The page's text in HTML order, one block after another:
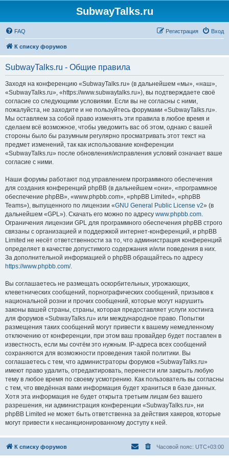
SubwayTalks.ru
FAQ Вход
Регистрация
К списку форумов
SubwayTalks.ru - Общие правила
Заходя на конференцию «SubwayTalks.ru» (в дальнейшем «мы», «наш»,
«SubwayTalks.ru», «https://www.subwaytalks.ru»), вы подтверждаете своё
согласие со следующими условиями. Если вы не согласны с ними,
пожалуйста, не заходите и не пользуйтесь форумами «SubwayTalks.ru».
Мы оставляем за собой право изменять эти правила в любое время и
сделаем всё возможное, чтобы уведомить вас об этом, однако с вашей
стороны было бы разумным регулярно просматривать этот текст на
предмет изменений, так как использование конференции
«SubwayTalks.ru» после обновления/исправления условий означает ваше
согласие с ними.
Наши форумы работают под управлением программного обеспечения
для создания конференций phpBB (в дальнейшем «они», «программное
обеспечение phpBB», «www.phpbb.com», «phpBB Limited», «phpBB
Teams»), выпущенного по лицензии «GNU General Public License v2» (в
дальнейшем «GPL»). Скачать его можно по адресу www.phpbb.com.
Ограничения лицензии GPL для программного обеспечения phpBB строго
связаны с организацией и поддержкой интернет-конференций, и phpBB
Limited не несёт ответственности за то, что администрация конференций
определяет в качестве допустимого содержания и/или поведения в них.
За дополнительной информацией о phpBB обращайтесь по адресу
https://www.phpbb.com/.
Вы соглашаетесь не размещать оскорбительных, угрожающих,
клеветнических сообщений, порнографических сообщений, призывов к
национальной розни и прочих сообщений, которые могут нарушить
законы вашей страны, страны, которая предоставляет услуги хостинга
для форумов «SubwayTalks.ru» или международное право. Попытки
размещения таких сообщений могут привести к вашему немедленному
отключению от конференции, при этом ваш провайдер будет поставлен в
известность, если мы сочтём это нужным. IP-адреса всех сообщений
сохраняются для возможности проведения такой политики. Вы
соглашаетесь с тем, что администраторы форумов «SubwayTalks.ru»
имеют право удалить, отредактировать, перенести или закрыть любую
тему в любое время по своему усмотрению. Как пользователь вы согласны
с тем, что введённая вами информация будет храниться в базе данных.
Хотя эта информация не будет открыта третьим лицам без вашего
разрешения, ни администрация конференции «SubwayTalks.ru», ни
phpBB Limited не может быть ответственна за действия хакеров, которые
могут привести к несанкционированному доступу к ней.
К списку форумов Часовой пояс: UTC+03:00